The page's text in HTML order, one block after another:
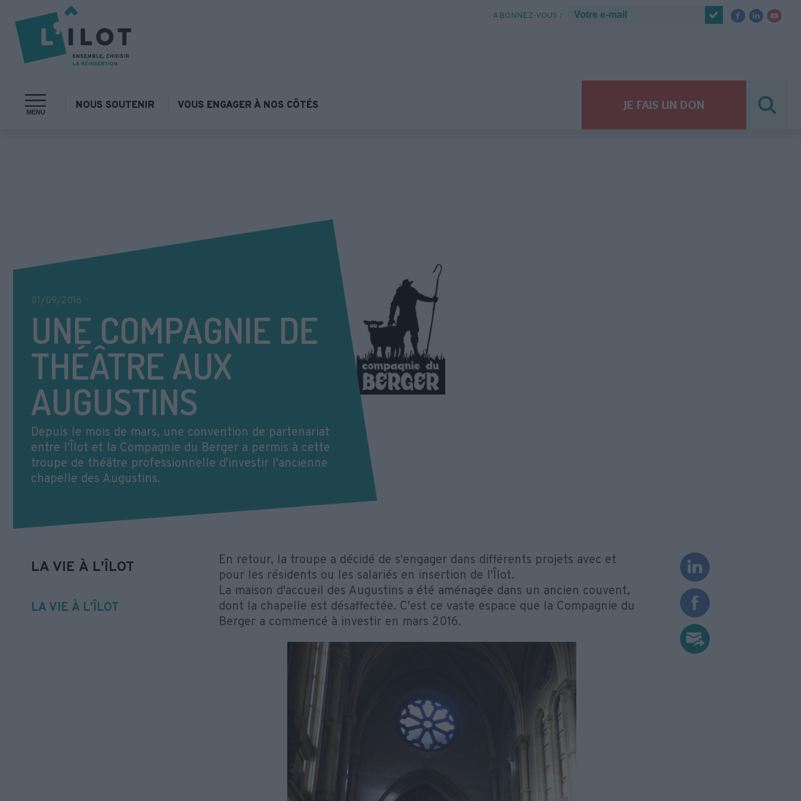
ABONNEZ-VOUS :
MENU
NOUS SOUTENIR VOUS ENGAGER À NOS CÔTÉS JE FAIS UN DON
01/09/2016
UNE COMPAGNIE DE
THÉÂTRE AUX
AUGUSTINS
Depuis le mois de mars, une convention de partenariat
entre l'Îlot et la Compagnie du Berger a permis à cette
troupe de théâtre professionnelle d'investir l'ancienne
chapelle des Augustins.
LA VIE À L'ÎLOT
LA VIE À L'ÎLOT
En retour, la troupe a décidé de s'engager dans différents projets avec et
pour les résidents ou les salariés en insertion de l'Îlot.
La maison d'accueil des Augustins a été aménagée dans un ancien couvent,
dont la chapelle est désaffectée. C'est ce vaste espace que la Compagnie du
Berger a commencé à investir en mars 2016.